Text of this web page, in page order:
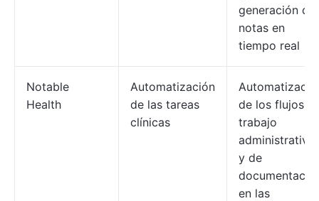
generación de
notas en
tiempo real
Notable
Health
Automatización
de las tareas
clínicas
de los flujos
trabajo
y de
en las